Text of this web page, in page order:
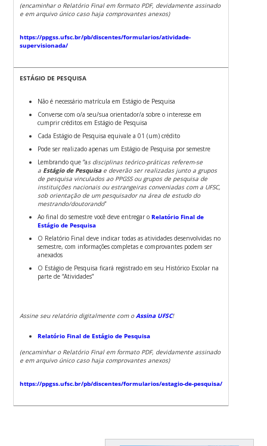
(encaminhar o Relatório Final em formato PDF, devidamente assinado
e em arquivo único caso haja comprovantes anexos)
https://ppgss.ufsc.br/pb/discentes/formularios/atividade-
supervisionada/
ESTÁGIO DE PESQUISA
Não é necessário matrícula em Estágio de Pesquisa
Converse com o/a seu/sua orientador/a sobre o interesse em
cumprir créditos em Estágio de Pesquisa
Cada Estágio de Pesquisa equivale a 01 (um) crédito
Pode ser realizado apenas um Estágio de Pesquisa por semestre
Lembrando que “as disciplinas teórico-práticas referem-se
a Estágio de Pesquisae deverão ser realizadas junto a grupos
de pesquisa vinculados ao PPGSS ou grupos de pesquisa de
instituições nacionais ou estrangeiras conveniadas com a UFSC,
sob orientação de um pesquisador na área de estudo do
mestrando/doutorando“
Ao final do semestre você deve entregar oRelatório Final de
Estágio de Pesquisa
O Relatório Final deve indicar todas as atividades desenvolvidas no
semestre, com informações completas e comprovantes podem ser
anexados
O Estágio de Pesquisa ficará registrado em seu Histórico Escolar na
parte de “Atividades”
Assine seu relatório digitalmente com oAssina UFSC!
Relatório Final de Estágio de Pesquisa
(encaminhar o Relatório Final em formato PDF, devidamente assinado
e em arquivo único caso haja comprovantes anexos)
https://ppgss.ufsc.br/pb/discentes/formularios/estagio-de-pesquisa/